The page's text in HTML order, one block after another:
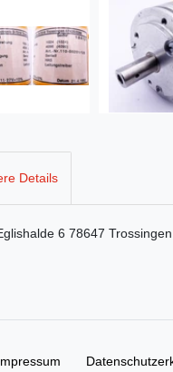
Details
6 78647 Trossingen